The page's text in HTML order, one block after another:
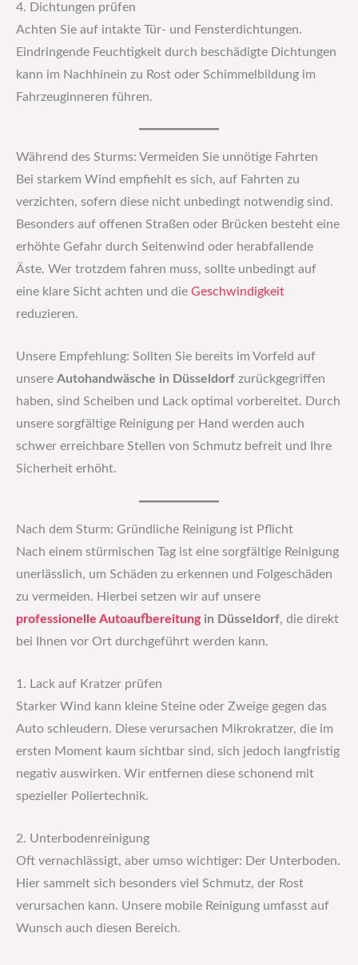
4. Dichtungen prüfen
Achten Sie auf intakte Tür- und Fensterdichtungen.
Eindringende Feuchtigkeit durch beschädigte Dichtungen
kann im Nachhinein zu Rost oder Schimmelbildung im
Fahrzeuginneren führen.
Während des Sturms: Vermeiden Sie unnötige Fahrten
Bei starkem Wind empfiehlt es sich, auf Fahrten zu
verzichten, sofern diese nicht unbedingt notwendig sind.
Besonders auf offenen Straßen oder Brücken besteht eine
erhöhte Gefahr durch Seitenwind oder herabfallende
Äste. Wer trotzdem fahren muss, sollte unbedingt auf
eine klare Sicht achten und die Geschwindigkeit
reduzieren.
Unsere Empfehlung: Sollten Sie bereits im Vorfeld auf
unsere Autohandwäsche in Düsseldorf zurückgegriffen
haben, sind Scheiben und Lack optimal vorbereitet. Durch
unsere sorgfältige Reinigung per Hand werden auch
schwer erreichbare Stellen von Schmutz befreit und Ihre
Sicherheit erhöht.
Nach dem Sturm: Gründliche Reinigung ist Pflicht
Nach einem stürmischen Tag ist eine sorgfältige Reinigung
unerlässlich, um Schäden zu erkennen und Folgeschäden
zu vermeiden. Hierbei setzen wir auf unsere
professionelle Autoaufbereitungin Düsseldorf, die direkt
bei Ihnen vor Ort durchgeführt werden kann.
1. Lack auf Kratzer prüfen
Starker Wind kann kleine Steine oder Zweige gegen das
Auto schleudern. Diese verursachen Mikrokratzer, die im
ersten Moment kaum sichtbar sind, sich jedoch langfristig
negativ auswirken. Wir entfernen diese schonend mit
spezieller Poliertechnik.
2. Unterbodenreinigung
Oft vernachlässigt, aber umso wichtiger: Der Unterboden.
Hier sammelt sich besonders viel Schmutz, der Rost
verursachen kann. Unsere mobile Reinigung umfasst auf
Wunsch auch diesen Bereich.